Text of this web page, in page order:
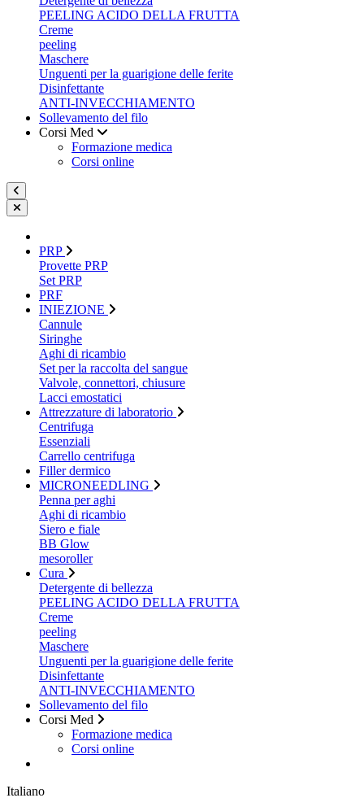
PEELING ACIDO DELLA FRUTTA
Creme
peeling
Maschere
Unguenti per la guarigione delle ferite
Disinfettante
ANTI-INVECCHIAMENTO
Sollevamento del filo
Corsi Med
Formazione medica
Corsi online
PRP
Provette PRP
Set PRP
PRF
INIEZIONE
Cannule
Siringhe
Aghi di ricambio
Set per la raccolta del sangue
Valvole, connettori, chiusure
Lacci emostatici
Attrezzature di laboratorio
Centrifuga
Essenziali
Carrello centrifuga
Filler dermico
MICRONEEDLING
Penna per aghi
Aghi di ricambio
Siero e fiale
BB Glow
mesoroller
Cura
Detergente di bellezza
PEELING ACIDO DELLA FRUTTA
Creme
peeling
Maschere
Unguenti per la guarigione delle ferite
Disinfettante
ANTI-INVECCHIAMENTO
Sollevamento del filo
Corsi Med
Formazione medica
Corsi online
Italiano